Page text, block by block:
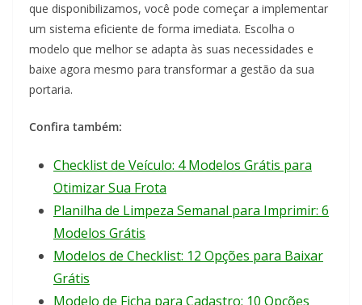
que disponibilizamos, você pode começar a implementar
um sistema eficiente de forma imediata. Escolha o
modelo que melhor se adapta às suas necessidades e
baixe agora mesmo para transformar a gestão da sua
portaria.
Confira também:
Checklist de Veículo: 4 Modelos Grátis para
Otimizar Sua Frota
Planilha de Limpeza Semanal para Imprimir: 6
Modelos Grátis
Modelos de Checklist: 12 Opções para Baixar
Grátis
Modelo de Ficha para Cadastro: 10 Opções